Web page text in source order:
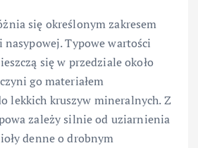
się określonym zakresem
Typowe wartości
się w przedziale około
go materiałem
lekkich kruszyw mineralnych. Z
zależy silnie od uziarnienia
denne o drobnym